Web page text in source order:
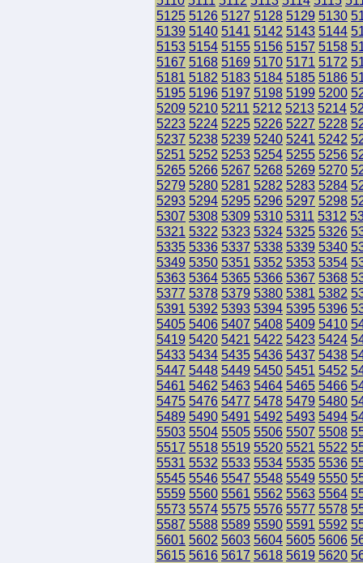
5125 5126 5127 5128 5129 5130
5139 5140 5141 5142 5143 5144
5153 5154 5155 5156 5157 5158
5167 5168 5169 5170 5171 5172
5181 5182 5183 5184 5185 5186
5195 5196 5197 5198 5199 5200
5209 5210 5211 5212 5213 5214
5223 5224 5225 5226 5227 5228
5237 5238 5239 5240 5241 5242
5251 5252 5253 5254 5255 5256
5265 5266 5267 5268 5269 5270
5279 5280 5281 5282 5283 5284
5293 5294 5295 5296 5297 5298
5307 5308 5309 5310 5311 5312
5321 5322 5323 5324 5325 5326
5335 5336 5337 5338 5339 5340
5349 5350 5351 5352 5353 5354
5363 5364 5365 5366 5367 5368
5377 5378 5379 5380 5381 5382
5391 5392 5393 5394 5395 5396
5405 5406 5407 5408 5409 5410
5419 5420 5421 5422 5423 5424
5433 5434 5435 5436 5437 5438
5447 5448 5449 5450 5451 5452
5461 5462 5463 5464 5465 5466
5475 5476 5477 5478 5479 5480
5489 5490 5491 5492 5493 5494
5503 5504 5505 5506 5507 5508
5517 5518 5519 5520 5521 5522
5531 5532 5533 5534 5535 5536
5545 5546 5547 5548 5549 5550
5559 5560 5561 5562 5563 5564
5573 5574 5575 5576 5577 5578
5587 5588 5589 5590 5591 5592
5601 5602 5603 5604 5605 5606
5615 5616 5617 5618 5619 5620